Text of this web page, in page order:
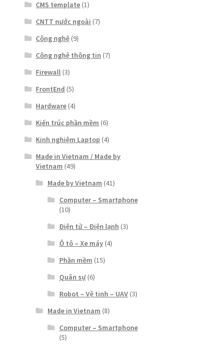
CMS template (1)
CNTT nước ngoài (7)
Công nghệ (9)
Công nghệ thông tin (7)
Firewall (3)
FrontEnd (5)
Hardware (4)
Kiến trúc phần mềm (6)
Kinh nghiệm Laptop (4)
Made in Vietnam / Made by
Vietnam (49)
Made by Vietnam (41)
Computer – Smartphone
(10)
Điện tử – Điện lạnh (3)
Ô tô – Xe máy(4)
Phần mềm (15)
Quân sự(6)
Robot – Vệ tinh – UAV(3)
Made in Vietnam (8)
Computer – Smartphone
(5)